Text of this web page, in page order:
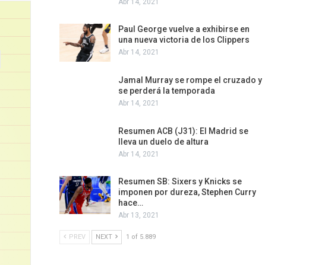
Paul George vuelve a exhibirse en
una nueva victoria de los Clippers
Abr 14, 2021
Jamal Murray se rompe el cruzado y
se perderá la temporada
Abr 14, 2021
Resumen ACB (J31): El Madrid se
lleva un duelo de altura
Abr 14, 2021
Resumen SB: Sixers y Knicks se
imponen por dureza, Stephen Curry
hace…
Abr 13, 2021
PREV NEXT 1 of 5.889